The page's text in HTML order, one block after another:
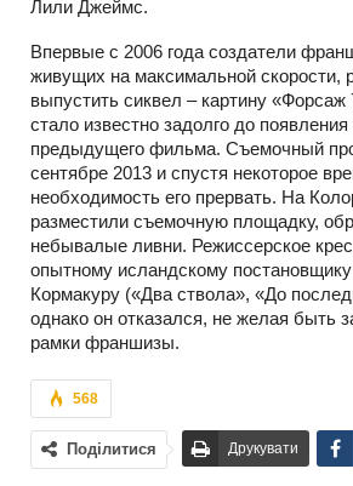
Лили Джеймс.
Впервые с 2006 года создатели
живущих на максимальной скорости,
выпустить сиквел – картину
стало известно задолго до появления
предыдущего фильма. Съемочный
сентябре 2013 и спустя некоторое
необходимость его прервать. На
разместили съемочную площадку,
небывалые ливни. Режиссерское
опытному исландскому
Кормакуру («Два ствола», «До
однако он отказался, не желая быть
рамки франшизы.
568
Поділитися Друкувати